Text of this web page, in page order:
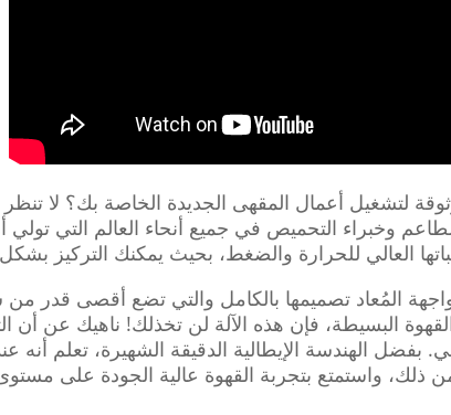
وخبراء التحميص في جميع أنحاء العالم التي
سهلاً بفضل الواجهة المُعاد تصميمها بالكامل والتي تضع
البسيطة، فإن هذه الآلة لن تخذلك! ناهيك عن أن
الهندسة الإيطالية الدقيقة الشهيرة، تعلم أنه
ذلك، واستمتع بتجربة القهوة عالية الجودة على